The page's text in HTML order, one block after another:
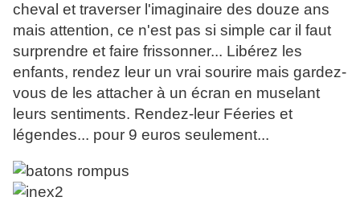
cheval et traverser l'imaginaire des douze ans
mais attention, ce n'est pas si simple car il faut
surprendre et faire frissonner... Libérez les
enfants, rendez leur un vrai sourire mais gardez-
vous de les attacher à un écran en muselant
leurs sentiments. Rendez-leur Féeries et
légendes... pour 9 euros seulement...